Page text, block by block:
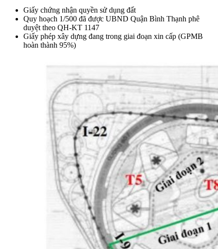
Giấy chứng nhận quyền sử dụng đất
Quy hoạch 1/500 đã được UBND Quận Bình Thạnh phê
duyệt theo QH-KT 1147
Giấy phép xây dựng đang trong giai đoạn xin cấp (GPMB
hoàn thành 95%)